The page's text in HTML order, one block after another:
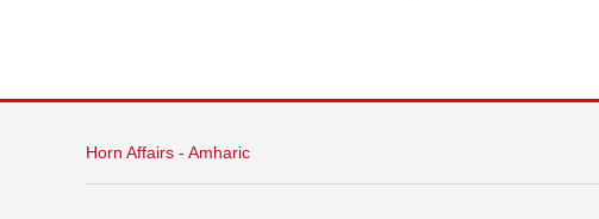
Horn Affairs - Amharic